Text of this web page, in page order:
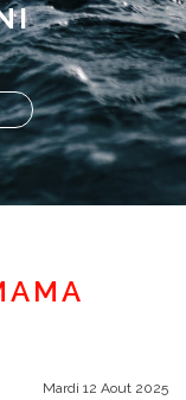
Mardi 12 Aout 2025